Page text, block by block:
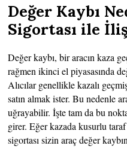
Değer Kaybı
Sigortası ile
Değer kaybı, bir aracın kaza
rağmen ikinci el piyasasında
Alıcılar genellikle kazalı
satın almak ister. Bu nedenle
uğrayabilir. İşte tam da bu
girer. Eğer kazada kusurlu
sigortası sizin araç değer